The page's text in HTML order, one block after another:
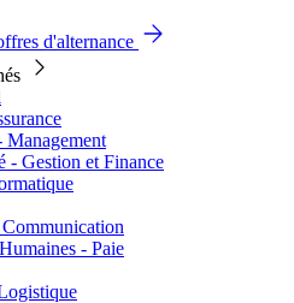
d'alternance
Management
- Gestion et Finance
- Paie